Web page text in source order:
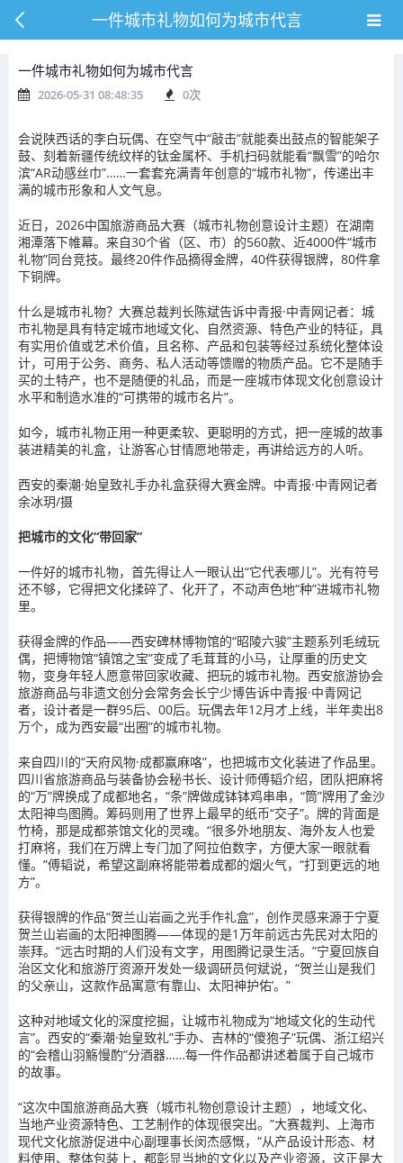
一件城市礼物如何为城市代言
一件城市礼物如何为城市代言
2026-05-31 08:48:35 0次
会说陕西话的李白玩偶、在空气中“敲击”就能奏出鼓点的智能架子
鼓、刻着新疆传统纹样的钛金属杯、手机扫码就能看“飘雪”的哈尔
滨“AR动感丝巾”……一套套充满青年创意的“城市礼物”，传递出丰
满的城市形象和人文气息。
近日，2026中国旅游商品大赛（城市礼物创意设计主题）在湖南
湘潭落下帷幕。来自30个省（区、市）的560款、近4000件“城市
礼物”同台竞技。最终20件作品摘得金牌，40件获得银牌，80件拿
下铜牌。
什么是城市礼物？大赛总裁判长陈斌告诉中青报·中青网记者：城
市礼物是具有特定城市地域文化、自然资源、特色产业的特征，具
有实用价值或艺术价值，且名称、产品和包装等经过系统化整体设
计，可用于公务、商务、私人活动等馈赠的物质产品。它不是随手
买的土特产，也不是随便的礼品，而是一座城市体现文化创意设计
水平和制造水准的“可携带的城市名片”。
如今，城市礼物正用一种更柔软、更聪明的方式，把一座城的故事
装进精美的礼盒，让游客心甘情愿地带走，再讲给远方的人听。
西安的秦潮·始皇致礼手办礼盒获得大赛金牌。中青报·中青网记者
余冰玥/摄
把城市的文化“带回家”
一件好的城市礼物，首先得让人一眼认出“它代表哪儿”。光有符号
还不够，它得把文化揉碎了、化开了，不动声色地“种”进城市礼物
里。
获得金牌的作品——西安碑林博物馆的“昭陵六骏”主题系列毛绒玩
偶，把博物馆“镇馆之宝”变成了毛茸茸的小马，让厚重的历史文
物，变身年轻人愿意带回家收藏、把玩的城市礼物。西安旅游协会
旅游商品与非遗文创分会常务会长宁少博告诉中青报·中青网记
者，设计者是一群95后、00后。玩偶去年12月才上线，半年卖出8
万个，成为西安最“出圈”的城市礼物。
来自四川的“天府风物·成都赢麻咯”，也把城市文化装进了作品里。
四川省旅游商品与装备协会秘书长、设计师傅韬介绍，团队把麻将
的“万”牌换成了成都地名，“条”牌做成钵钵鸡串串，“筒”牌用了金沙
太阳神鸟图腾。筹码则用了世界上最早的纸币“交子”。牌的背面是
竹椅，那是成都茶馆文化的灵魂。“很多外地朋友、海外友人也爱
打麻将，我们在万牌上专门加了阿拉伯数字，方便大家一眼就看
懂。”傅韬说，希望这副麻将能带着成都的烟火气，“打到更远的地
方”。
获得银牌的作品“贺兰山岩画之光手作礼盒”，创作灵感来源于宁夏
贺兰山岩画的太阳神图腾——体现的是1万年前远古先民对太阳的
崇拜。“远古时期的人们没有文字，用图腾记录生活。”宁夏回族自
治区文化和旅游厅资源开发处一级调研员何斌说，“贺兰山是我们
的父亲山，这款作品寓意‘有靠山、太阳神护佑’。”
这种对地域文化的深度挖掘，让城市礼物成为“地域文化的生动代
言”。西安的“秦潮·始皇致礼”手办、吉林的“傻狍子”玩偶、浙江绍兴
的“会稽山羽觞慢酌”分酒器……每一件作品都讲述着属于自己城市
的故事。
“这次中国旅游商品大赛（城市礼物创意设计主题），地域文化、
当地产业资源特色、工艺制作的体现很突出。”大赛裁判、上海市
现代文化旅游促进中心副理事长闵杰感慨，“从产品设计形态、材
料使用、整体包装上，都彰显当地的文化以及产业资源，这正是大